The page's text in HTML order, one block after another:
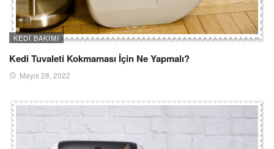
KEDI BAKIMI
Kedi Tuvaleti Kokmaması İçin Ne Yapmalı?
Mayıs 28, 2022